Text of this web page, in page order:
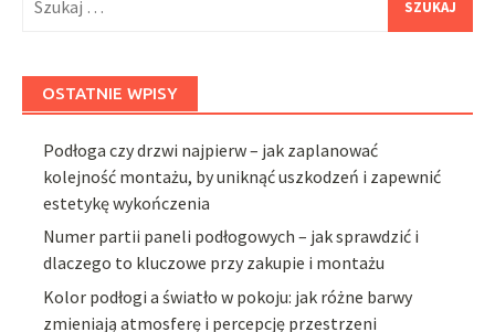
OSTATNIE WPISY
Podłoga czy drzwi najpierw – jak zaplanować
kolejność montażu, by uniknąć uszkodzeń i zapewnić
estetykę wykończenia
Numer partii paneli podłogowych – jak sprawdzić i
dlaczego to kluczowe przy zakupie i montażu
Kolor podłogi a światło w pokoju: jak różne barwy
zmieniają atmosferę i percepcję przestrzeni